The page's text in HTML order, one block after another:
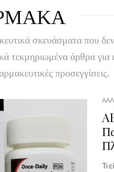
σκευάσματα που δεν
τεκμηριωμένα άρθρα για
προσεγγίσεις.
Τι